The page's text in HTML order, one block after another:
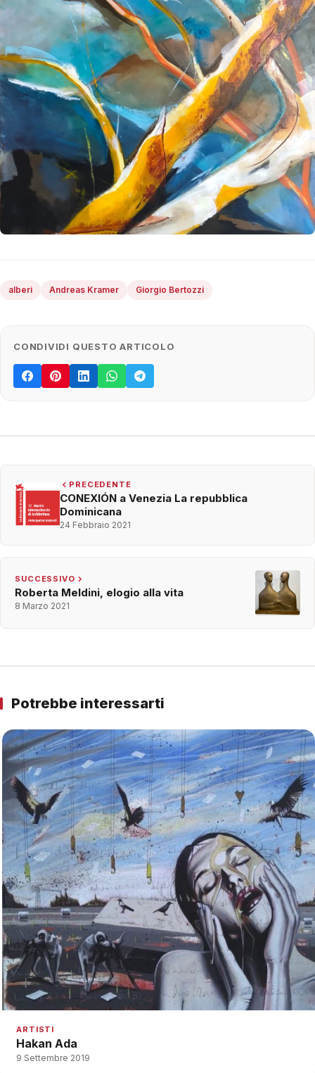
alberi Andreas Kramer Giorgio Bertozzi
CONDIVIDI QUESTO ARTICOLO
PRECEDENTE
CONEXIÓN a Venezia La repubblica
Dominicana
24 Febbraio 2021
SUCCESSIVO
Roberta Meldini, elogio alla vita
8 Marzo 2021
Potrebbe interessarti
ARTISTI
Hakan Ada
9 Settembre 2019